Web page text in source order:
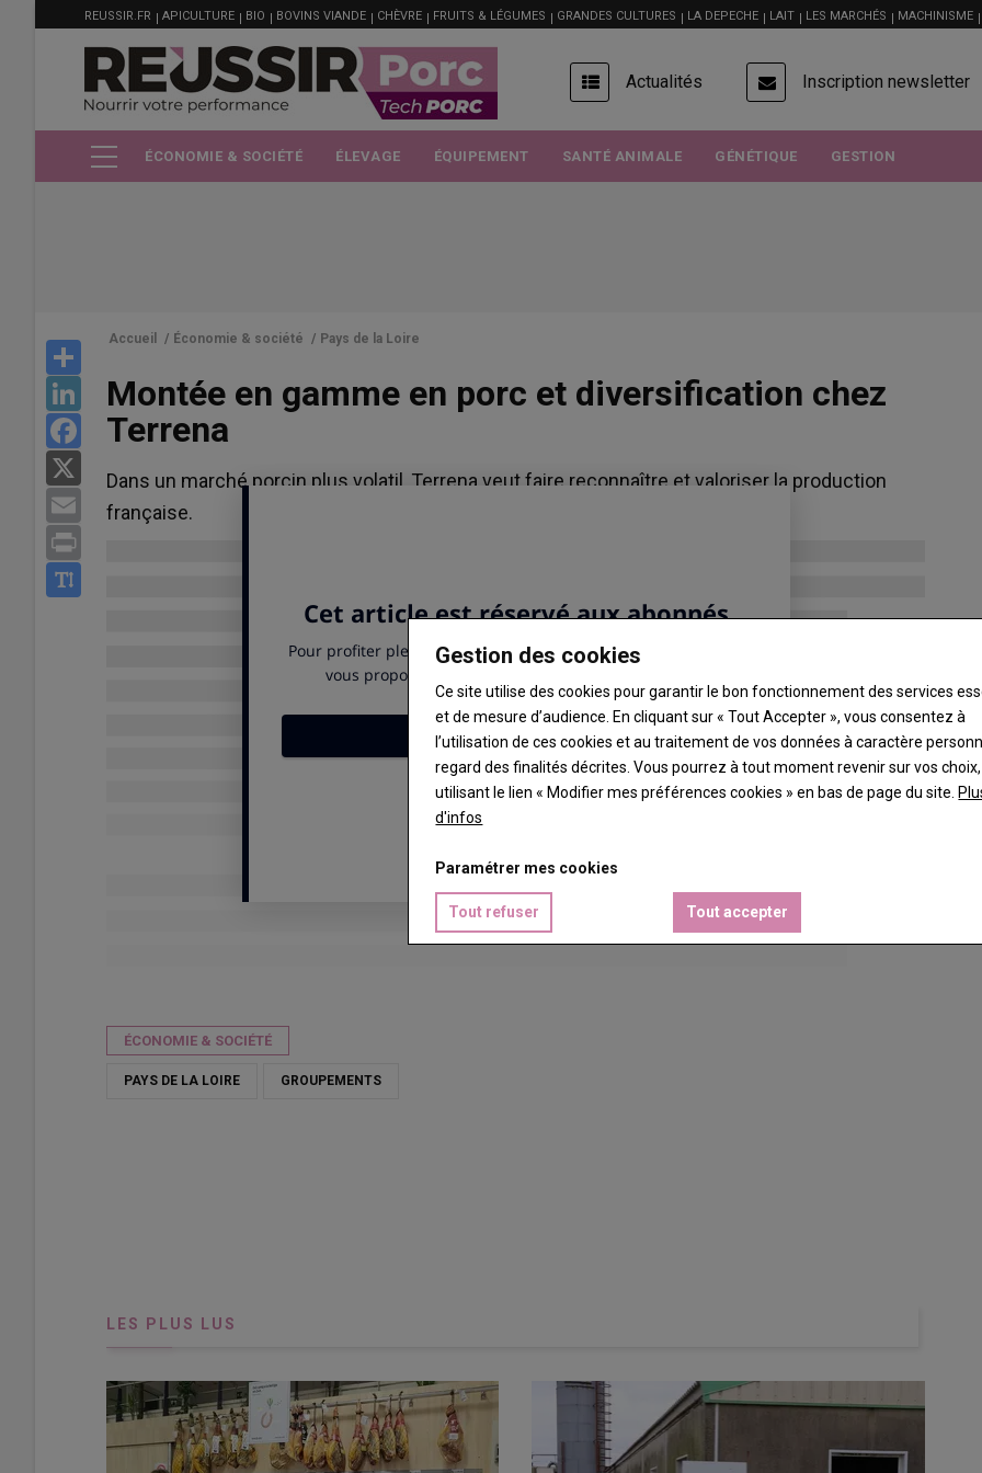
principal
MENU
FILIÈRE
REUSSIR.FR APICULTURE BIO BOVINS VIANDE CHÈVRE FRUITS & LÉGUMES GRANDES CULTURES LA DEPECHE LAIT LES MARCHÉS MACHINISME
USER
ACCOUNT
MENU
Actualités Inscription newsletter
ÉCONOMIE & SOCIÉTÉ ÉLEVAGE ÉQUIPEMENT SANTÉ ANIMALE GÉNÉTIQUE GESTION
LinkedIn
Facebook
Email
Accueil / Économie & société / Pays de la Loire
Montée en gamme en porc et diversification chez
Terrena
Dans un marché porcin plus volatil, Terrena veut faire reconnaître et valoriser la production
française.
ÉCONOMIE & SOCIÉTÉ
PAYS DE LA LOIRE GROUPEMENTS
LES PLUS LUS
Gestion des cookies
Ce site utilise des cookies pour garantir le bon fonctionnement des services
et de mesure d’audience. En cliquant sur « Tout Accepter », vous consentez à
l’utilisation de ces cookies et au traitement de vos données à caractère
regard des finalités décrites. Vous pourrez à tout moment revenir sur vos
utilisant le lien « Modifier mes préférences cookies » en bas de page du site.
d'infos
Paramétrer mes cookies
Tout refuser Tout accepter